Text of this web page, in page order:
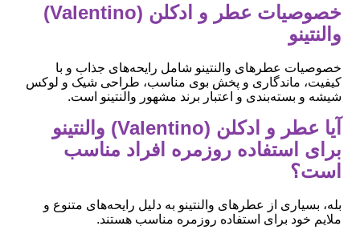
خصوصیات عطر و ادکلن (Valentino)
والنتینو
خصوصیات عطرهای والنتینو شامل رایحه‌های جذاب و با
کیفیت، ماندگاری و پخش بوی مناسب، طراحی شیک و لوکس
شیشه و بسته‌بندی و اعتبار برند مشهور والنتینو است.
آیا عطر و ادکلن (Valentino) والنتینو
برای استفاده روزمره افراد مناسب
است؟
بله، بسیاری از عطرهای والنتینو به دلیل رایحه‌های متنوع و
ملایم خود برای استفاده روزمره مناسب هستند.